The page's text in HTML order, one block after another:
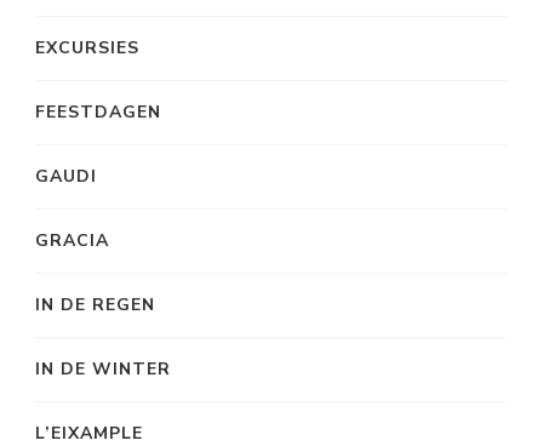
EXCURSIES
FEESTDAGEN
GAUDI
GRACIA
IN DE REGEN
IN DE WINTER
L’EIXAMPLE